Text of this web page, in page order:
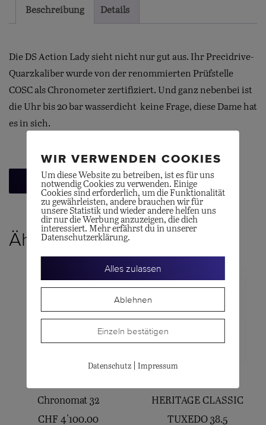
Beschreibung Details
Die DS Action Lady sieht nicht nur gut aus. Ihr Precidrive-
Quarzkaliber wurde von der renommierten Prüfstelle
COSC als Chronometer zertifiziert. Und ganz nebenbei ist
die Uhr bis 20 bar wasserdicht  keine Frage, diese Dame hat
es in sich.
Zurück zur Übersicht
Ähnliche Produkte
Chronomat 32
CHF 4'100.00
HERITAGE CLASSIC
TUXEDO 38.5
WIR VERWENDEN COOKIES
Um diese Website zu betreiben, ist es für uns
notwendig Cookies zu verwenden. Einige
Cookies sind erforderlich, um die Funktionalität
zu gewährleisten, andere brauchen wir für
unsere Statistik und wieder andere helfen uns
dir nur die Werbung anzuzeigen, die dich
interessiert. Mehr erfährst du in unserer
Datenschutzerklärung.
Alles zulassen
Ablehnen
Einzeln bestätigen
Datenschutz| Impressum